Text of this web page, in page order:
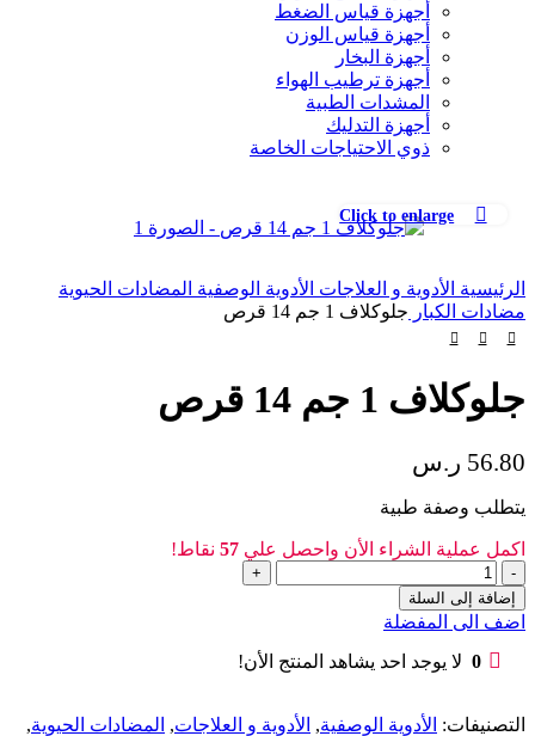
أجهزة قياس الضغط
أجهزة قياس الوزن
أجهزة البخار
أجهزة ترطيب الهواء
المشدات الطبية
أجهزة التدليك
ذوي الاحتياجات الخاصة
Click to enlarge
الرئيسية الأدوية و العلاجات الأدوية الوصفية المضادات الحيوية
مضادات الكبار جلوكلاف 1 جم 14 قرص
جلوكلاف 1 جم 14 قرص
56.80 ر.س
يتطلب وصفة طبية
اكمل عملية الشراء الأن واحصل علي 57 نقاط!
إضافة إلى السلة
اضف الى المفضلة
0 لا يوجد احد يشاهد المنتج الأن!
التصنيفات: الأدوية الوصفية, الأدوية و العلاجات, المضادات الحيوية,